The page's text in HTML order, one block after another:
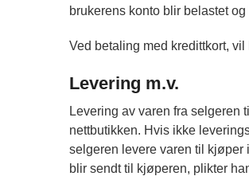
brukerens konto blir belastet
Ved betaling med kredittkort,
Levering m.v.
Levering av varen fra selgeren
nettbutikken. Hvis ikke
selgeren levere varen til kjøper
blir sendt til kjøperen, plikter